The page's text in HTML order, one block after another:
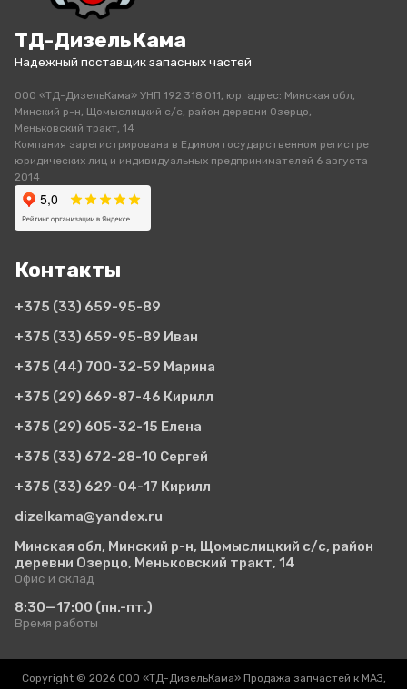
ТД-ДизельКама
Надежный поставщик запасных частей
ООО «ТД-ДизельКама» УНП 192 318 011, юр. адрес: Минская обл,
Минский р-н, Щомыслицкий с/с, район деревни Озерцо,
Меньковский тракт, 14
Компания зарегистрирована в Едином государственном регистре
юридических лиц и индивидуальных предпринимателей 6 августа
2014
Контакты
+375 (33) 659-95-89
+375 (33) 659-95-89 Иван
+375 (44) 700-32-59 Марина
+375 (29) 669-87-46 Кирилл
+375 (29) 605-32-15 Елена
+375 (33) 672-28-10 Сергей
+375 (33) 629-04-17 Кирилл
dizelkama@yandex.ru
Минская обл, Минский р-н, Щомыслицкий с/с, район
деревни Озерцо, Меньковский тракт, 14
Офис и склад
8:30—17:00 (пн.-пт.)
Время работы
Copyright © 2026 ООО «ТД-ДизельКама» Продажа запчастей к МАЗ,